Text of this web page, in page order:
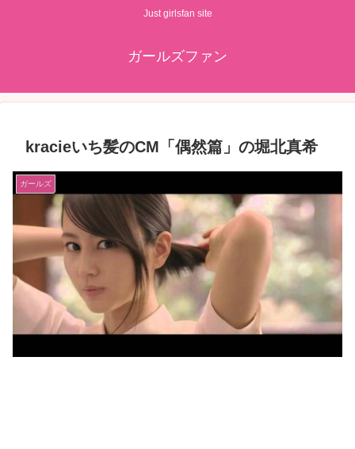
Just girlsfan site
ガールズファン
kracieいち髪のCM「偶然篇」の堀北真希
ガールズ